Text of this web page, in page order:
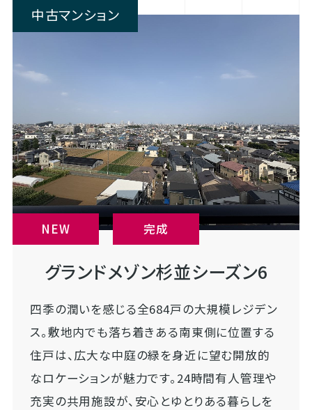
中古マンション
NEW 完成
グランドメゾン杉並シーズン6
四季の潤いを感じる全684戸の大規模レジデン
ス。敷地内でも落ち着きある南東側に位置する
住戸は、広大な中庭の緑を身近に望む開放的
なロケーションが魅力です。24時間有人管理や
充実の共用施設が、安心とゆとりある暮らしを